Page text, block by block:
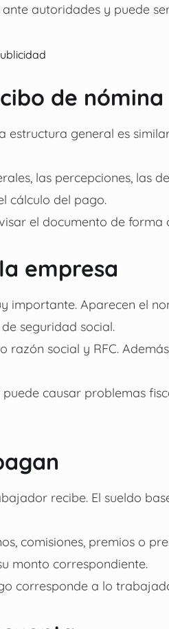
autoridades y puede
de nómina
general es
las percepciones, las
cálculo del pago.
el documento de forma
empresa
importante. Aparecen el
seguridad social.
social y RFC.
causar problemas
recibe. El sueldo
comisiones, premios o
monto correspondiente.
corresponde a lo